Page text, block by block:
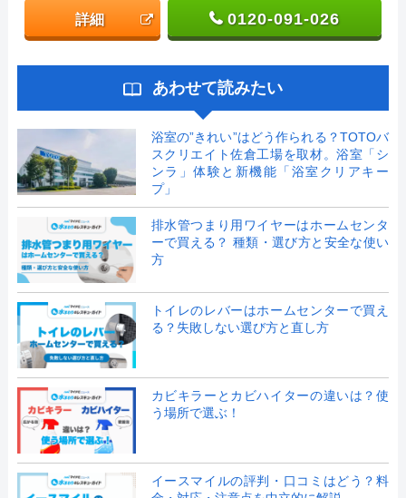
詳細 0120-091-026
あわせて読みたい
浴室の”きれい”はどう作られる？TOTOバ
スクリエイト佐倉工場を取材。浴室「シ
ンラ」体験と新機能「浴室クリアキー
プ」
排水管つまり用ワイヤーはホームセンタ
ーで買える？ 種類・選び方と安全な使い
方
トイレのレバーはホームセンターで買え
る？失敗しない選び方と直し方
カビキラーとカビハイターの違いは？使
う場所で選ぶ！
イースマイルの評判・口コミはどう？料